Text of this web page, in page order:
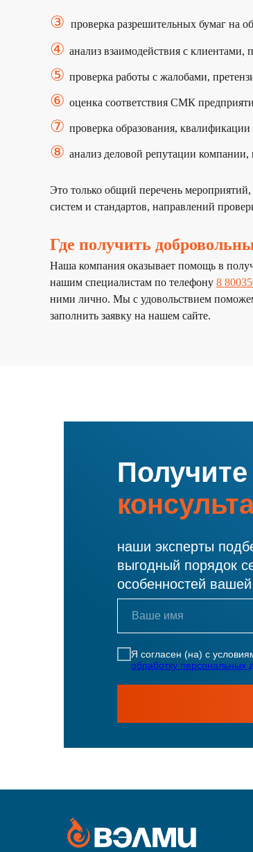
③ проверка разрешительных бумаг на
④ анализ взаимодействия с
⑤ проверка работы с жалобами,
⑥ оценка соответствия СМК
⑦ проверка образования,
⑧ анализ деловой репутации компании,
Это только общий перечень
систем и стандартов, направлений
Где получить
Наша компания оказывает помощь в
нашим специалистам по телефону 8
ними лично. Мы с удовольствием
заполнить заявку на нашем сайте.
Получите
Я согласен (на) с
обработку персональных
наши эксперты
выгодный порядок
особенностей